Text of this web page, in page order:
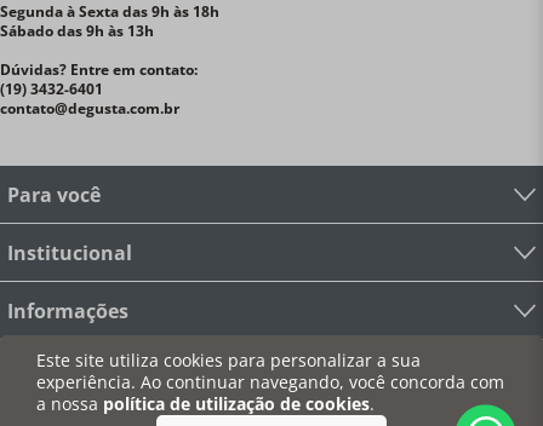
Este site utiliza cookies para personalizar a sua
experiência. Ao continuar navegando, você concorda com
a nossa política de utilização de cookies.
Segunda à Sexta das 9h às 18h
Sábado das 9h às 13h
Dúvidas? Entre em contato:
(19) 3432-6401
contato@degusta.com.br
Para você
Institucional
Informações
Redes Sociais